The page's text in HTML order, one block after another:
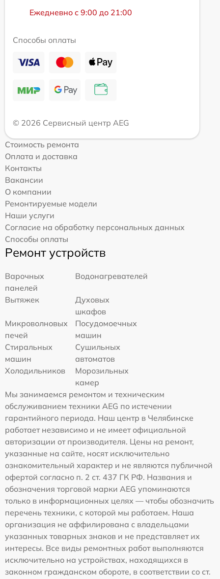
Ежедневно с 9:00 до 21:00
Способы оплаты
© 2026 Сервисный центр AEG
Стоимость ремонта
Оплата и доставка
Контакты
Вакансии
О компании
Ремонтируемые модели
Наши услуги
Согласие на обработку персональных данных
Способы оплаты
Ремонт устройств
Варочных
панелей
Водонагревателей
Вытяжек
Духовых
шкафов
Микроволновых
печей
Посудомоечных
машин
Стиральных
машин
Сушильных
автоматов
Холодильников
Морозильных
камер
Мы занимаемся ремонтом и техническим
обслуживанием техники AEG по истечении
гарантийного периода. Наш центр в Челябинске
работает независимо и не имеет официальной
авторизации от производителя. Цены на ремонт,
указанные на сайте, носят исключительно
ознакомительный характер и не являются публичной
офертой согласно п. 2 ст. 437 ГК РФ. Названия и
обозначения торговой марки AEG упоминаются
только в информационных целях — чтобы обозначить
перечень техники, с которой мы работаем. Наша
организация не аффилирована с владельцами
указанных товарных знаков и не представляет их
интересы. Все виды ремонтных работ выполняются
исключительно на устройствах, находящихся в
законном гражданском обороте, в соответствии со ст.